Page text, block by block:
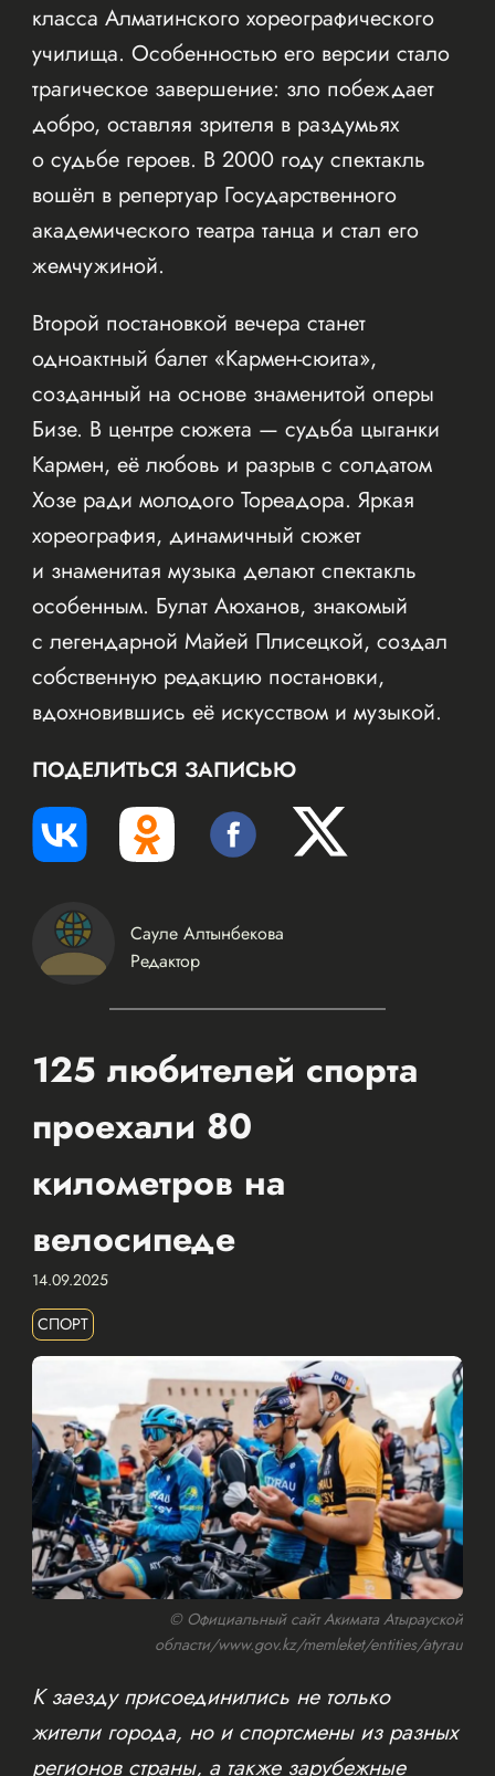
класса Алматинского хореографического
училища. Особенностью его версии стало
трагическое завершение: зло побеждает
добро, оставляя зрителя в раздумьях
о судьбе героев. В 2000 году спектакль
вошёл в репертуар Государственного
академического театра танца и стал его
жемчужиной.
Второй постановкой вечера станет
одноактный балет «Кармен-сюита»,
созданный на основе знаменитой оперы
Бизе. В центре сюжета — судьба цыганки
Кармен, её любовь и разрыв с солдатом
Хозе ради молодого Тореадора. Яркая
хореография, динамичный сюжет
и знаменитая музыка делают спектакль
особенным. Булат Аюханов, знакомый
с легендарной Майей Плисецкой, создал
собственную редакцию постановки,
вдохновившись её искусством и музыкой.
ПОДЕЛИТЬСЯ ЗАПИСЬЮ
Сауле Алтынбекова
Редактор
125 любителей спорта
проехали 80
километров на
велосипеде
14.09.2025
СПОРТ
© Официальный сайт Акимата Атырауской
области/www.gov.kz/memleket/entities/atyrau
К заезду присоединились не только
жители города, но и спортсмены из разных
регионов страны, а также зарубежные